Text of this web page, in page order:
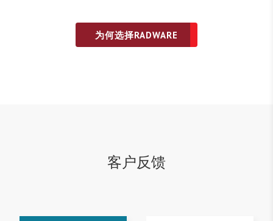
为何选择RADWARE
客户反馈